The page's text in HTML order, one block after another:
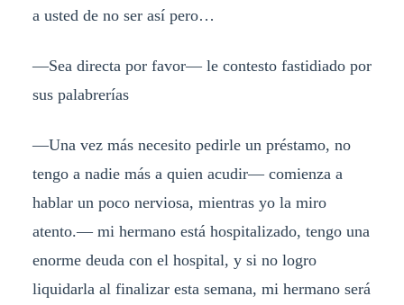
a usted de no ser así pero…
—Sea directa por favor— le contesto fastidiado por
sus palabrerías
—Una vez más necesito pedirle un préstamo, no
tengo a nadie más a quien acudir— comienza a
hablar un poco nerviosa, mientras yo la miro
atento.— mi hermano está hospitalizado, tengo una
enorme deuda con el hospital, y si no logro
liquidarla al finalizar esta semana, mi hermano será